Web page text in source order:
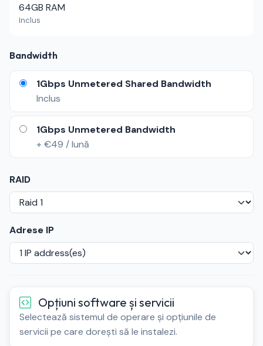
64GB RAM
Inclus
Bandwidth
1Gbps Unmetered Shared Bandwidth
Inclus
1Gbps Unmetered Bandwidth
+ €49 / lună
RAID
Adrese IP
Opțiuni software și servicii
Selectează sistemul de operare și opțiunile de
servicii pe care dorești să le instalezi.